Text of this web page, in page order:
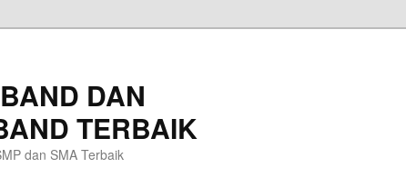
DAN
TERBAIK
dan SMA Terbaik